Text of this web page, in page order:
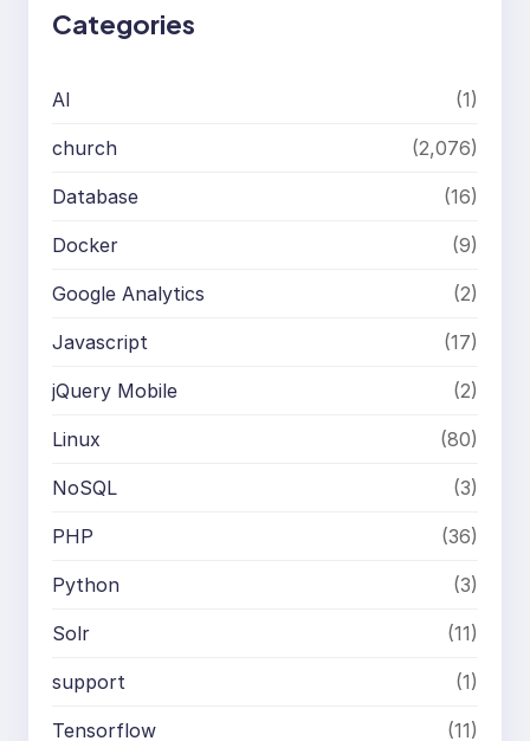
Categories
AI (1)
church (2,076)
Database (16)
Docker (9)
Google Analytics (2)
Javascript (17)
jQuery Mobile (2)
Linux (80)
NoSQL (3)
PHP (36)
Python (3)
Solr (11)
support (1)
Tensorflow (11)